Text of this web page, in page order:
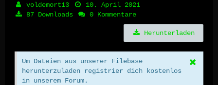
voldemort13
10. April 2021
87 Downloads
0 Kommentare
Herunterladen
Um Dateien aus unserer Filebase
herunterzuladen registrier dich kostenlos
in unserem Forum.